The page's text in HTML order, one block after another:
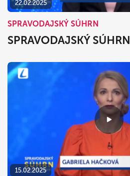
22.02.2025
SPRAVODAJSKÝ SÚHRN
SPRAVODAJSKÝ SÚHRN
15.02.2025